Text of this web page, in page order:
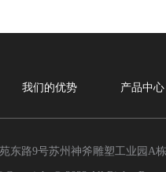
东路9号苏州神斧雕塑工业园
我们的优势 产品中心